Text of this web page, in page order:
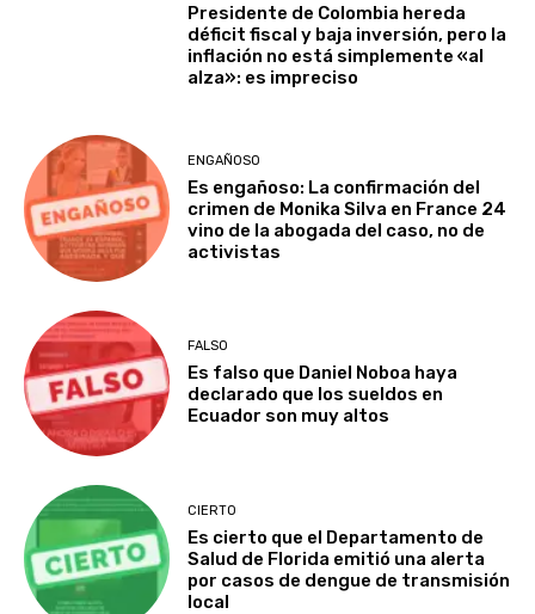
Presidente de Colombia hereda
déficit fiscal y baja inversión, pero la
inflación no está simplemente «al
alza»: es impreciso
ENGAÑOSO
Es engañoso: La confirmación del
crimen de Monika Silva en France 24
vino de la abogada del caso, no de
activistas
FALSO
Es falso que Daniel Noboa haya
declarado que los sueldos en
Ecuador son muy altos
CIERTO
Es cierto que el Departamento de
Salud de Florida emitió una alerta
por casos de dengue de transmisión
local